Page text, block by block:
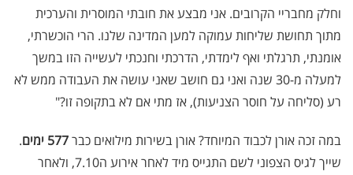
וחלק מחבריי הקרובים. אני מבצע את חובתי המוסרית והערכית
מתוך תחושת שליחות עמוקה למען המדינה שלנו. הרי הוכשרתי,
אומנתי, תרגלתי ואף לימדתי, הדרכתי וחנכתי לעשייה הזו במשך
למעלה מ-30 שנה ואני גם חושב שאני עושה את העבודה ממש לא
רע (סליחה על חוסר הצניעות), אז מתי אם לא בתקופה זו?"
במה זכה אורן לכבוד המיוחד? אורן בשירות מילואים כבר577 ימים
.
שייך לגיס הצפוני לשם התגייס מיד לאחר אירוע ה7.10, ולאחר